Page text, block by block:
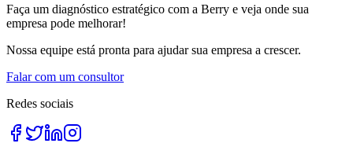
Faça um diagnóstico estratégico com a Berry e veja onde sua
empresa pode melhorar!
Nossa equipe está pronta para ajudar sua empresa a crescer.
Falar com um consultor
Redes sociais